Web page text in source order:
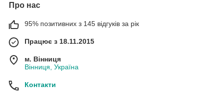
Про нас
95% позитивних з 145 відгуків за рік
Працює з 18.11.2015
м. Вінниця
Вінниця, Україна
Контакти